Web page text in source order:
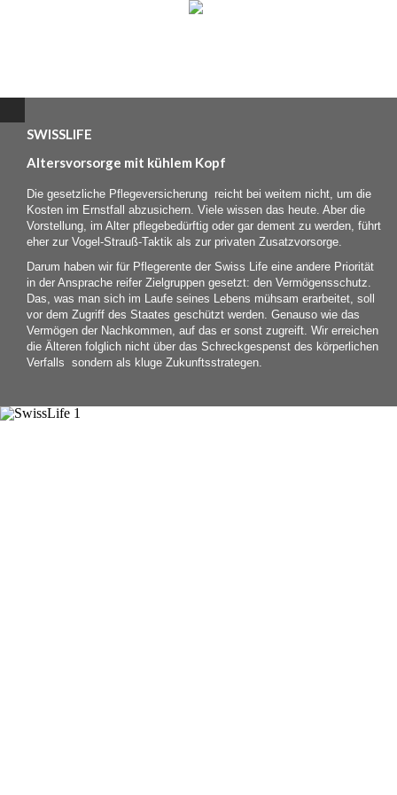
Know-
How
Aufgelesen
Agentur
Agency
Team
Jobs
Kontakt
SWISSLIFE
Altersvorsorge mit kühlem Kopf
Die gesetzliche Pflegeversicherung reicht bei weitem nicht, um die
Kosten im Ernstfall abzusichern. Viele wissen das heute. Aber die
Vorstellung, im Alter pflegebedürftig oder gar dement zu werden, führt
eher zur Vogel-Strauß-Taktik als zur privaten Zusatzvorsorge.
Darum haben wir für Pflegerente der Swiss Life eine andere Priorität
in der Ansprache reifer Zielgruppen gesetzt: den Vermögensschutz.
Das, was man sich im Laufe seines Lebens mühsam erarbeitet, soll
vor dem Zugriff des Staates geschützt werden. Genauso wie das
Vermögen der Nachkommen, auf das er sonst zugreift. Wir erreichen
die Älteren folglich nicht über das Schreckgespenst des körperlichen
Verfalls sondern als kluge Zukunftsstrategen.